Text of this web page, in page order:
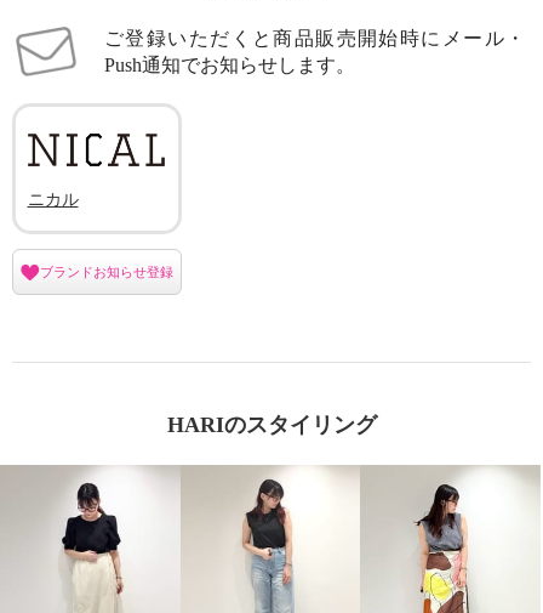
ご登録いただくと商品販売開始時にメール・
Push通知でお知らせします。
ニカル
ブランドお知らせ登録
HARIのスタイリング